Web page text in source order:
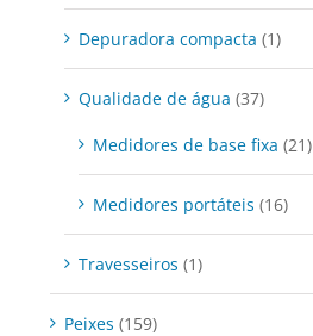
Depuradora compacta (1)
Qualidade de água (37)
Medidores de base fixa (21)
Medidores portáteis (16)
Travesseiros (1)
Peixes (159)